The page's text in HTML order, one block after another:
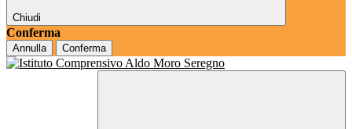
Chiudi
Conferma
Annulla Conferma